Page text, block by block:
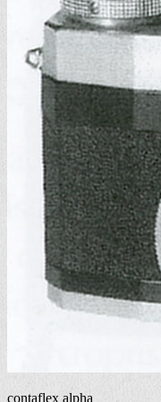
contaflex alpha